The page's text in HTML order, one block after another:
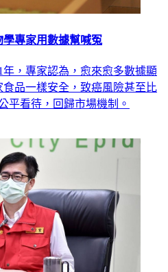
專家用數據幫喊冤
年，專家認為，愈來愈多數據顯
品一樣安全，致癌風險甚至比
平看待，回歸市場機制。